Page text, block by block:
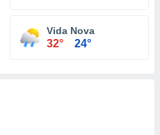
Vida Nova
32° 24°